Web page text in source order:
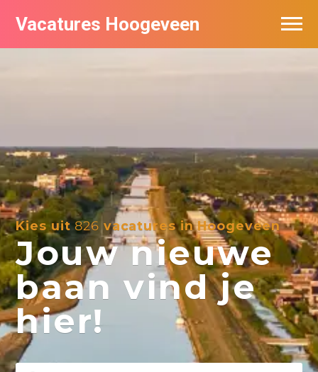
Vacatures Hoogeveen
Kies uit826 vacatures in Hoogeveen
Jouw nieuwe
baan vind je
hier!
Vacatures per bedrijf